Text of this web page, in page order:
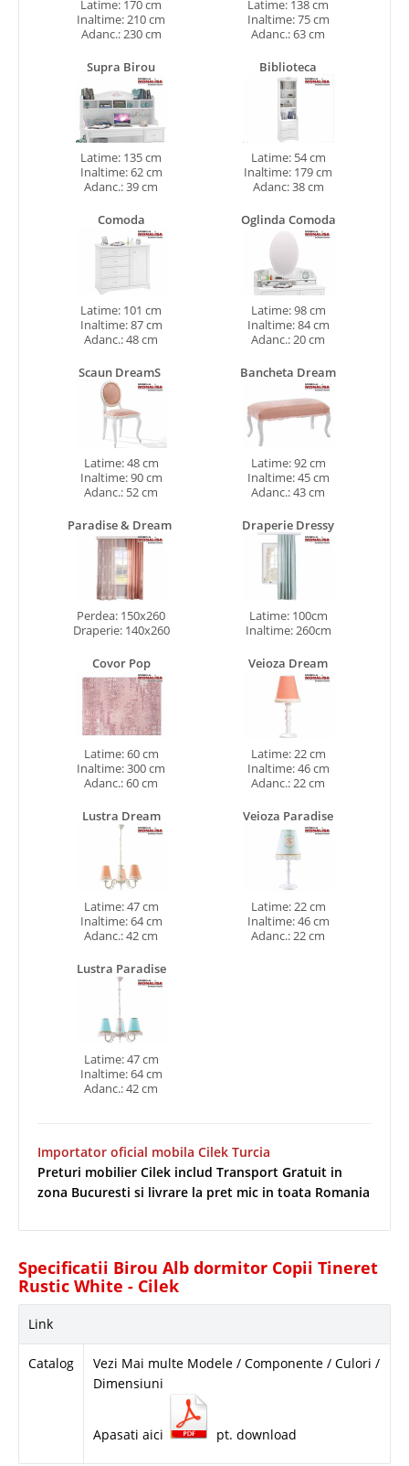
Latime: 170 cm
Inaltime: 210 cm
Adanc.: 230 cm
Latime: 138 cm
Inaltime: 75 cm
Adanc.: 63 cm
Supra Birou
Latime: 135 cm
Inaltime: 62 cm
Adanc.: 39 cm
Biblioteca
Latime: 54 cm
Inaltime: 179 cm
Adanc: 38 cm
Comoda
Latime: 101 cm
Inaltime: 87 cm
Adanc.: 48 cm
Oglinda Comoda
Latime: 98 cm
Inaltime: 84 cm
Adanc.: 20 cm
Scaun DreamS
Latime: 48 cm
Inaltime: 90 cm
Adanc.: 52 cm
Bancheta Dream
Latime: 92 cm
Inaltime: 45 cm
Adanc.: 43 cm
Paradise & Dream
Perdea: 150x260
Draperie: 140x260
Draperie Dressy
Latime: 100cm
Inaltime: 260cm
Covor Pop
Latime: 60 cm
Inaltime: 300 cm
Adanc.: 60 cm
Veioza Dream
Latime: 22 cm
Inaltime: 46 cm
Adanc.: 22 cm
Lustra Dream
Latime: 47 cm
Inaltime: 64 cm
Adanc.: 42 cm
Veioza Paradise
Latime: 22 cm
Inaltime: 46 cm
Adanc.: 22 cm
Lustra Paradise
Latime: 47 cm
Inaltime: 64 cm
Adanc.: 42 cm
Importator oficial mobila Cilek Turcia
Preturi mobilier Cilek includ Transport Gratuit in
zona Bucuresti si livrare la pret mic in toata Romania
Specificatii Birou Alb dormitor Copii Tineret
Rustic White - Cilek
Link
Catalog
Vezi Mai multe Modele / Componente / Culori /
Dimensiuni
Apasati aici pt. download